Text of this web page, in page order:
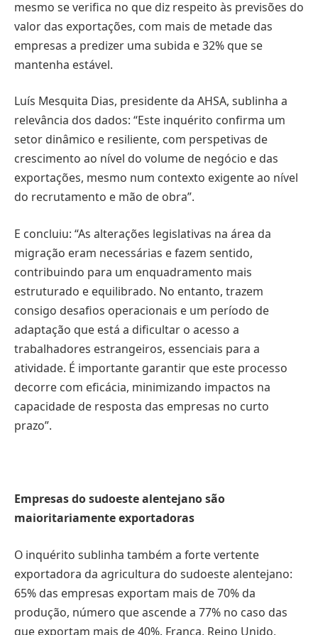
mesmo se verifica no que diz respeito às previsões do
valor das exportações, com mais de metade das
empresas a predizer uma subida e 32% que se
mantenha estável.
Luís Mesquita Dias, presidente da AHSA, sublinha a
relevância dos dados: “Este inquérito confirma um
setor dinâmico e resiliente, com perspetivas de
crescimento ao nível do volume de negócio e das
exportações, mesmo num contexto exigente ao nível
do recrutamento e mão de obra”.
E concluiu: “As alterações legislativas na área da
migração eram necessárias e fazem sentido,
contribuindo para um enquadramento mais
estruturado e equilibrado. No entanto, trazem
consigo desafios operacionais e um período de
adaptação que está a dificultar o acesso a
trabalhadores estrangeiros, essenciais para a
atividade. É importante garantir que este processo
decorre com eficácia, minimizando impactos na
capacidade de resposta das empresas no curto
prazo”.
Empresas do sudoeste alentejano são
maioritariamente exportadoras
O inquérito sublinha também a forte vertente
exportadora da agricultura do sudoeste alentejano:
65% das empresas exportam mais de 70% da
produção, número que ascende a 77% no caso das
que exportam mais de 40%. França, Reino Unido,